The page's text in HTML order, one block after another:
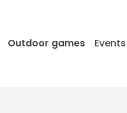
Outdoor games Events